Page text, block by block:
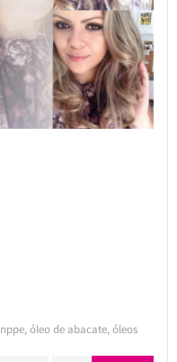
nppe,óleo de abacate,óleos